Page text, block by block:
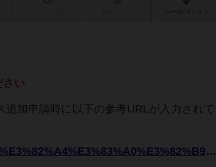
さい
加申請時に以下の参考URLが入力されて
http://yusei-game.jp/yusei/yuseiki/%E3%83%98%E3%82%A4%E3%83%A0%E3%82%B9%E3%82%AF%E3%83%AA%E3%83%B3%E3%82%B0%E3%83%A9